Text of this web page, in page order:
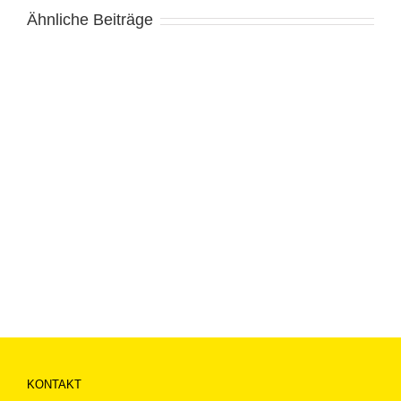
Ähnliche Beiträge
KONTAKT